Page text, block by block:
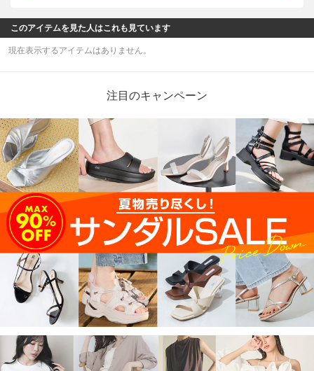
このアイテムを見た人はこれも見ています
現在表示するアイテムはありません。
注目のキャンペーン